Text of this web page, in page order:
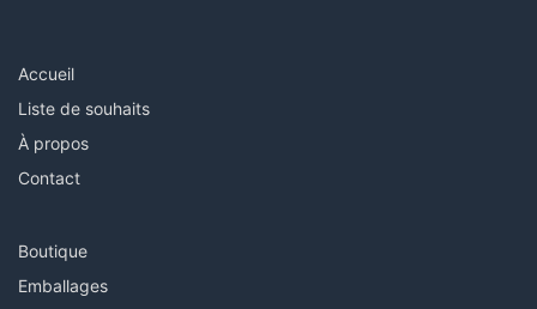
Accueil
Liste de souhaits
À propos
Contact
Boutique
Emballages